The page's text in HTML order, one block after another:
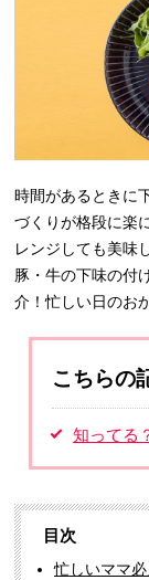
時間があるときに
づくりが格段に楽
レンジしても美味
豚・牛の下味の付
介！忙しい日のお
こちらの
知ってる
目次
忙しいママ